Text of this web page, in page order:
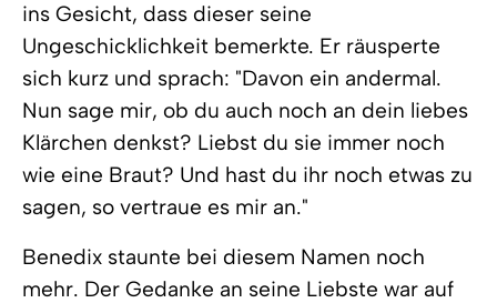
ins Gesicht, dass dieser seine
Ungeschicklichkeit bemerkte. Er räusperte
sich kurz und sprach: "Davon ein andermal.
Nun sage mir, ob du auch noch an dein liebes
Klärchen denkst? Liebst du sie immer noch
wie eine Braut? Und hast du ihr noch etwas zu
sagen, so vertraue es mir an."
Benedix staunte bei diesem Namen noch
mehr. Der Gedanke an seine Liebste war auf